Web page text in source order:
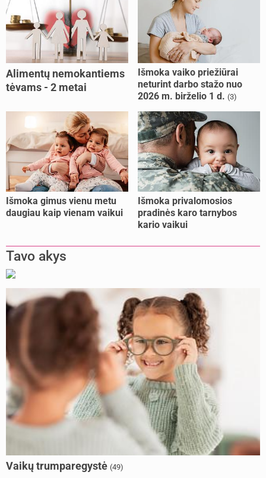
Alimentų nemokantiems
tėvams - 2 metai
Išmoka vaiko priežiūrai
neturint darbo stažo nuo
2026 m. birželio 1 d. (3)
Išmoka gimus vienu metu
daugiau kaip vienam vaikui
Išmoka privalomosios
pradinės karo tarnybos
kario vaikui
Tavo akys
Vaikų trumparegystė (49)